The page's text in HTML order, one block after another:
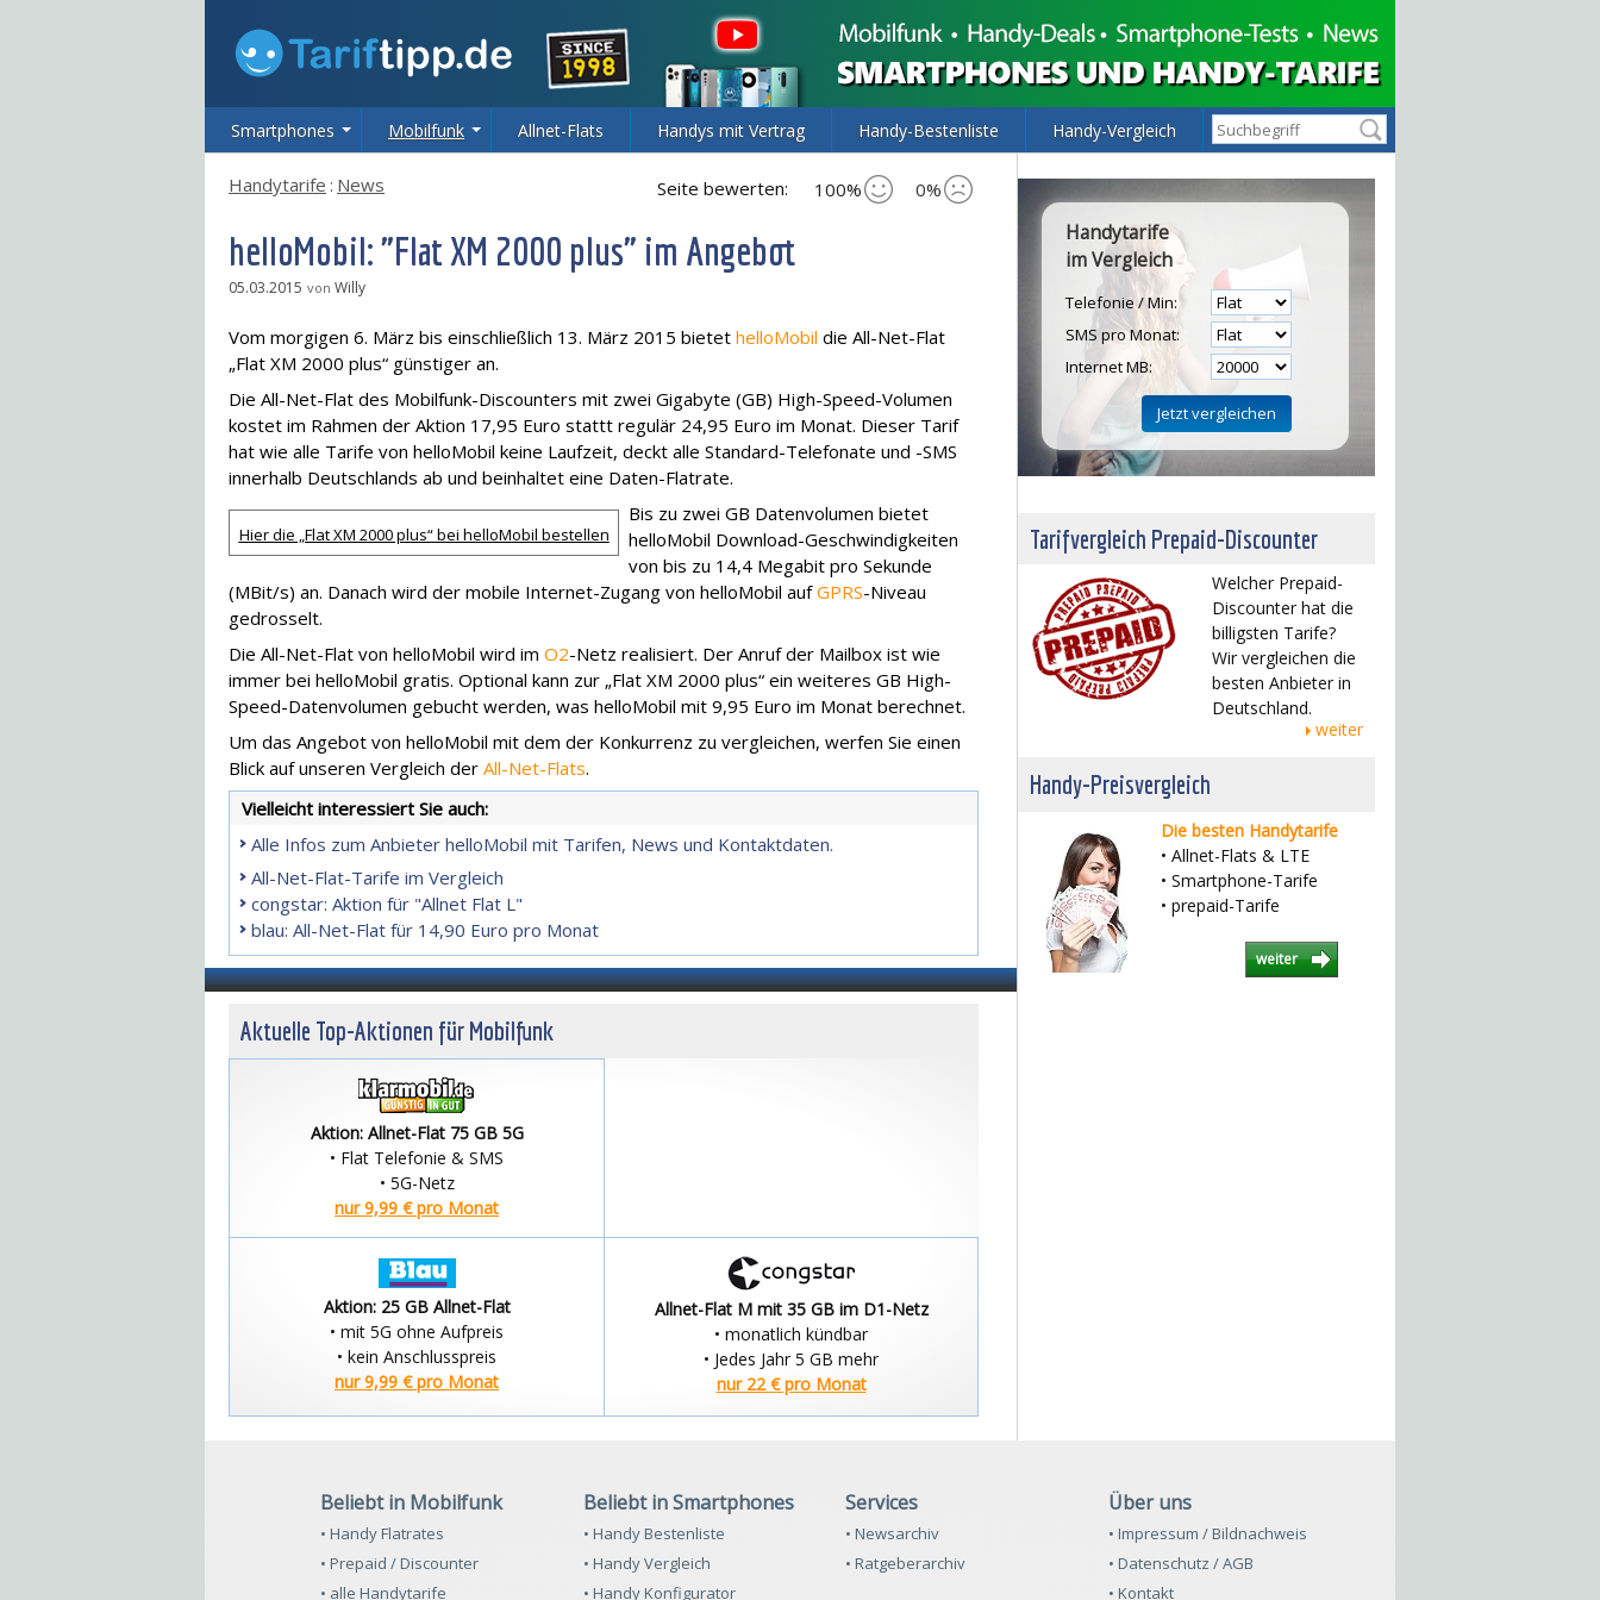
Smartphones Mobilfunk Allnet-Flats Handys mit Vertrag Handy-Bestenliste Handy-Vergleich
Seite bewerten: 100% 0%
Handytarife : News
helloMobil: "Flat XM 2000 plus" im Angebot
05.03.2015 von Willy
Vom morgigen 6. März bis einschließlich 13. März 2015 bietet helloMobil die All-Net-Flat
„Flat XM 2000 plus“ günstiger an.
Die All-Net-Flat des Mobilfunk-Discounters mit zwei Gigabyte (GB) High-Speed-Volumen
kostet im Rahmen der Aktion 17,95 Euro stattt regulär 24,95 Euro im Monat. Dieser Tarif
hat wie alle Tarife von helloMobil keine Laufzeit, deckt alle Standard-Telefonate und -SMS
innerhalb Deutschlands ab und beinhaltet eine Daten-Flatrate.
Hier die „Flat XM 2000 plus“ bei helloMobil bestellen
Bis zu zwei GB Datenvolumen bietet
helloMobil Download-Geschwindigkeiten
von bis zu 14,4 Megabit pro Sekunde
(MBit/s) an. Danach wird der mobile Internet-Zugang von helloMobil aufGPRS-Niveau
gedrosselt.
Die All-Net-Flat von helloMobil wird im O2-Netz realisiert. Der Anruf der Mailbox ist wie
immer bei helloMobil gratis. Optional kann zur „Flat XM 2000 plus“ ein weiteres GB High-
Speed-Datenvolumen gebucht werden, was helloMobil mit 9,95 Euro im Monat berechnet.
Um das Angebot von helloMobil mit dem der Konkurrenz zu vergleichen, werfen Sie einen
Blick auf unseren Vergleich der All-Net-Flats.
Vielleicht interessiert Sie auch:
Alle Infos zum Anbieter helloMobil mit Tarifen, News und Kontaktdaten.
All-Net-Flat-Tarife im Vergleich
congstar: Aktion für "Allnet Flat L"
blau: All-Net-Flat für 14,90 Euro pro Monat
Aktuelle Top-Aktionen für Mobilfunk
Aktion: Allnet-Flat 75 GB 5G
• Flat Telefonie & SMS
• 5G-Netz
nur 9,99 € pro Monat
Aktion: 25 GB Allnet-Flat
• mit 5G ohne Aufpreis
• kein Anschlusspreis
nur 9,99 € pro Monat
Allnet-Flat M mit 35 GB im D1-Netz
• monatlich kündbar
• Jedes Jahr 5 GB mehr
nur 22 € pro Monat
Handytarife
im Vergleich
Telefonie / Min:
SMS pro Monat:
Internet MB:
Tarifvergleich Prepaid-Discounter
Welcher Prepaid-
Discounter hat die
billigsten Tarife?
Wir vergleichen die
besten Anbieter in
Deutschland.
weiter
Handy-Preisvergleich
Die besten Handytarife
• Allnet-Flats & LTE
• Smartphone-Tarife
• prepaid-Tarife
weiter
Beliebt in Mobilfunk
• Handy Flatrates
• Prepaid / Discounter
• alle Handytarife
Beliebt in Smartphones
• Handy Bestenliste
• Handy Vergleich
• Handy Konfigurator
Services
• Newsarchiv
• Ratgeberarchiv
Über uns
• Impressum / Bildnachweis
• Datenschutz / AGB
• Kontakt